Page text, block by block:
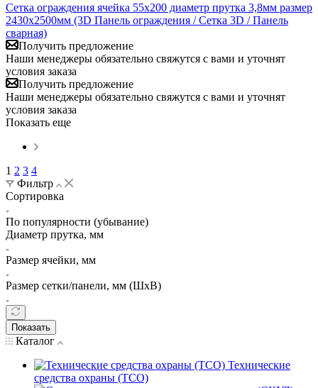
Сетка ограждения ячейка 55х200 диаметр прутка 3,8мм размер
2430x2500мм (3D Панель ограждения / Сетка 3D / Панель
сварная)
Получить предложение
Наши менеджеры обязательно свяжутся с вами и уточнят
условия заказа
Получить предложение
Наши менеджеры обязательно свяжутся с вами и уточнят
условия заказа
Показать еще
1 2 3 4
Фильтр
Сортировка
По популярности (убывание)
Диаметр прутка, мм
Размер ячейки, мм
Размер сетки/панели, мм (ШхВ)
Показать
Каталог
Технические
средства охраны (ТСО)